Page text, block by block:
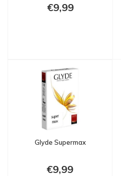
€9,99
Glyde Supermax
€9,99